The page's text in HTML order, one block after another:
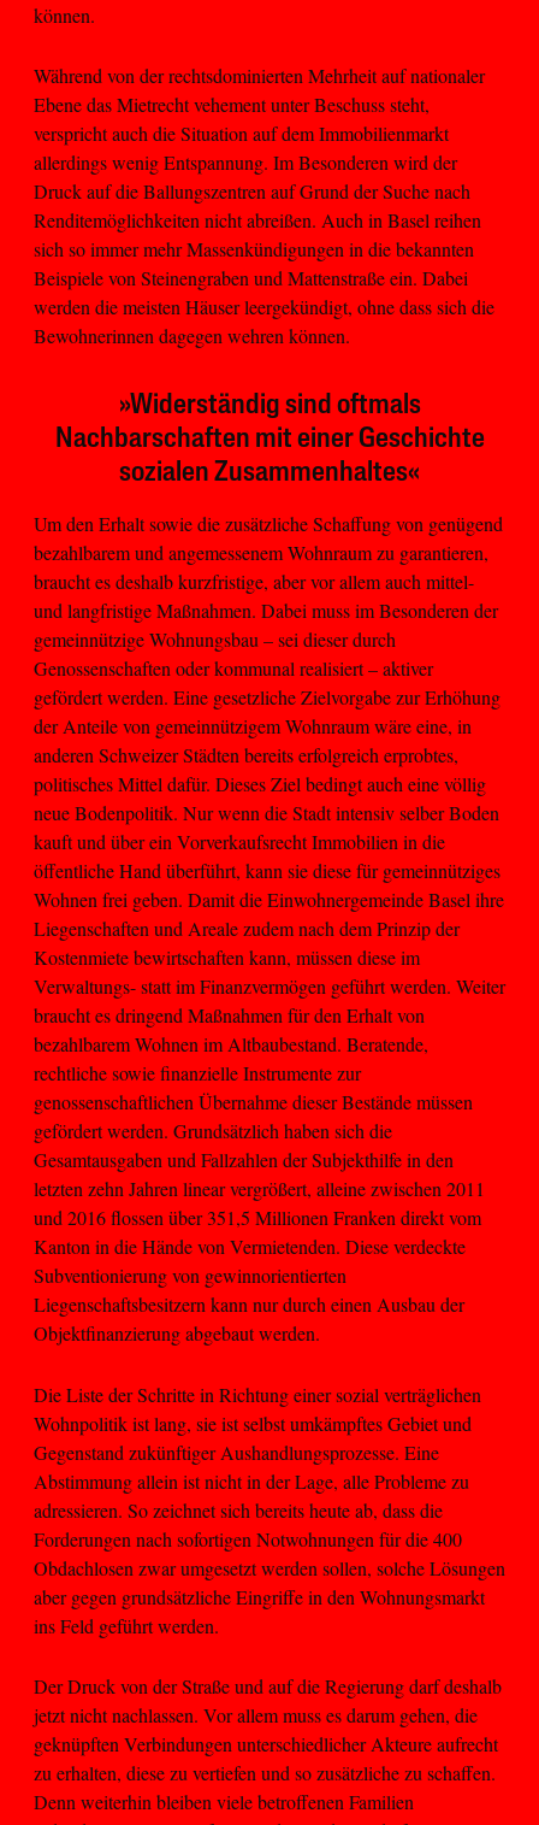
können.
Während von der rechtsdominierten Mehrheit auf nationaler
Ebene das Mietrecht vehement unter Beschuss steht,
verspricht auch die Situation auf dem Immobilienmarkt
allerdings wenig Entspannung. Im Besonderen wird der
Druck auf die Ballungszentren auf Grund der Suche nach
Renditemöglichkeiten nicht abreißen. Auch in Basel reihen
sich so immer mehr Massenkündigungen in die bekannten
Beispiele von Steinengraben und Mattenstraße ein. Dabei
werden die meisten Häuser leergekündigt, ohne dass sich die
Bewohnerinnen dagegen wehren können.
»Widerständig sind oftmals
Nachbarschaften mit einer Geschichte
sozialen Zusammenhaltes«
Um den Erhalt sowie die zusätzliche Schaffung von genügend
bezahlbarem und angemessenem Wohnraum zu garantieren,
braucht es deshalb kurzfristige, aber vor allem auch mittel-
und langfristige Maßnahmen. Dabei muss im Besonderen der
gemeinnützige Wohnungsbau – sei dieser durch
Genossenschaften oder kommunal realisiert – aktiver
gefördert werden. Eine gesetzliche Zielvorgabe zur Erhöhung
der Anteile von gemeinnützigem Wohnraum wäre eine, in
anderen Schweizer Städten bereits erfolgreich erprobtes,
politisches Mittel dafür. Dieses Ziel bedingt auch eine völlig
neue Bodenpolitik. Nur wenn die Stadt intensiv selber Boden
kauft und über ein Vorverkaufsrecht Immobilien in die
öffentliche Hand überführt, kann sie diese für gemeinnütziges
Wohnen frei geben. Damit die Einwohnergemeinde Basel ihre
Liegenschaften und Areale zudem nach dem Prinzip der
Kostenmiete bewirtschaften kann, müssen diese im
Verwaltungs- statt im Finanzvermögen geführt werden. Weiter
braucht es dringend Maßnahmen für den Erhalt von
bezahlbarem Wohnen im Altbaubestand. Beratende,
rechtliche sowie finanzielle Instrumente zur
genossenschaftlichen Übernahme dieser Bestände müssen
gefördert werden. Grundsätzlich haben sich die
Gesamtausgaben und Fallzahlen der Subjekthilfe in den
letzten zehn Jahren linear vergrößert, alleine zwischen 2011
und 2016 flossen über 351,5 Millionen Franken direkt vom
Kanton in die Hände von Vermietenden. Diese verdeckte
Subventionierung von gewinnorientierten
Liegenschaftsbesitzern kann nur durch einen Ausbau der
Objektfinanzierung abgebaut werden.
Die Liste der Schritte in Richtung einer sozial verträglichen
Wohnpolitik ist lang, sie ist selbst umkämpftes Gebiet und
Gegenstand zukünftiger Aushandlungsprozesse. Eine
Abstimmung allein ist nicht in der Lage, alle Probleme zu
adressieren. So zeichnet sich bereits heute ab, dass die
Forderungen nach sofortigen Notwohnungen für die 400
Obdachlosen zwar umgesetzt werden sollen, solche Lösungen
aber gegen grundsätzliche Eingriffe in den Wohnungsmarkt
ins Feld geführt werden.
Der Druck von der Straße und auf die Regierung darf deshalb
jetzt nicht nachlassen. Vor allem muss es darum gehen, die
geknüpften Verbindungen unterschiedlicher Akteure aufrecht
zu erhalten, diese zu vertiefen und so zusätzliche zu schaffen.
Denn weiterhin bleiben viele betroffenen Familien